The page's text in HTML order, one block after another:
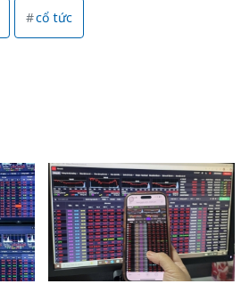
cổ tức